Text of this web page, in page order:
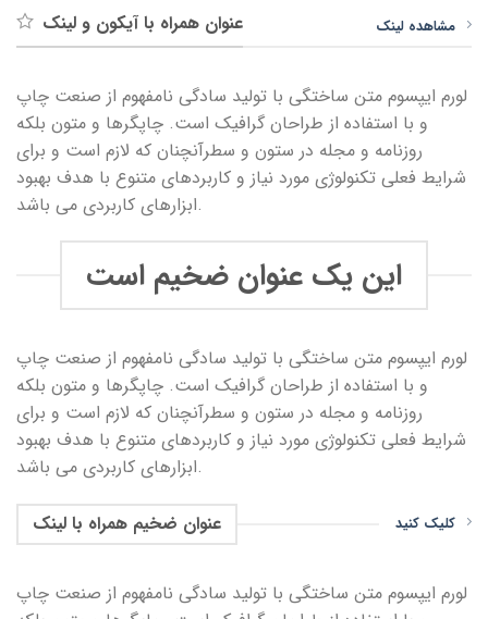
عنوان همراه با آیکون و لینک
مشاهده لینک
لورم ایپسوم متن ساختگی با تولید سادگی نامفهوم از صنعت چاپ
و با استفاده از طراحان گرافیک است. چاپگرها و متون بلکه
روزنامه و مجله در ستون و سطرآنچنان که لازم است و برای
شرایط فعلی تکنولوژی مورد نیاز و کاربردهای متنوع با هدف بهبود
ابزارهای کاربردی می باشد.
این یک عنوان ضخیم است
لورم ایپسوم متن ساختگی با تولید سادگی نامفهوم از صنعت چاپ
و با استفاده از طراحان گرافیک است. چاپگرها و متون بلکه
روزنامه و مجله در ستون و سطرآنچنان که لازم است و برای
شرایط فعلی تکنولوژی مورد نیاز و کاربردهای متنوع با هدف بهبود
ابزارهای کاربردی می باشد.
عنوان ضخیم همراه با لینک کلیک کنید
لورم ایپسوم متن ساختگی با تولید سادگی نامفهوم از صنعت چاپ